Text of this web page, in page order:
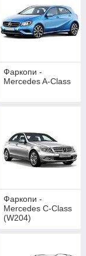
Фаркопи -
Mercedes A-Class
Фаркопи -
Mercedes C-Class
(W204)